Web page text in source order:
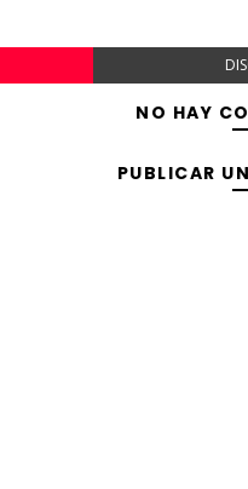
NO HAY
PUBLICAR